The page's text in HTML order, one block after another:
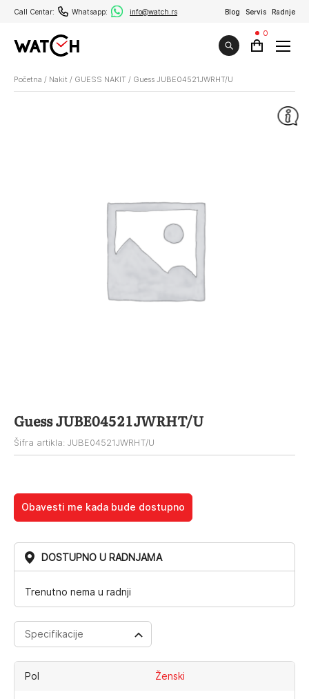
Call Centar: Whatsapp: info@watch.rs Blog Servis Radnje
0
Početna / Nakit / GUESS NAKIT / Guess JUBE04521JWRHT/U
Guess JUBE04521JWRHT/U
Šifra artikla: JUBE04521JWRHT/U
Obavesti me kada bude dostupno
DOSTUPNO U RADNJAMA
Trenutno nema u radnji
Specifikacije
Pol Ženski